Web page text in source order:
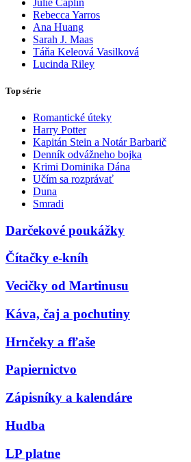
Rebecca Yarros
Ana Huang
Sarah J. Maas
Táňa Keleová Vasilková
Lucinda Riley
Top série
Romantické úteky
Harry Potter
Kapitán Stein a Notár Barbarič
Denník odvážneho bojka
Krimi Dominika Dána
Učím sa rozprávať
Duna
Smradi
Darčekové poukážky
Čítačky e-kníh
Vecičky od Martinusu
Káva, čaj a pochutiny
Hrnčeky a fľaše
Papiernictvo
Zápisníky a kalendáre
Hudba
LP platne